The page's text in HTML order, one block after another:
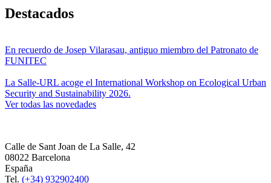
Destacados
En recuerdo de Josep Vilarasau, antiguo miembro del Patronato de
FUNITEC
La Salle-URL acoge el International Workshop on Ecological Urban
Security and Sustainability 2026.
Ver todas las novedades
Calle de Sant Joan de La Salle, 42
08022 Barcelona
España
Tel. (+34) 932902400